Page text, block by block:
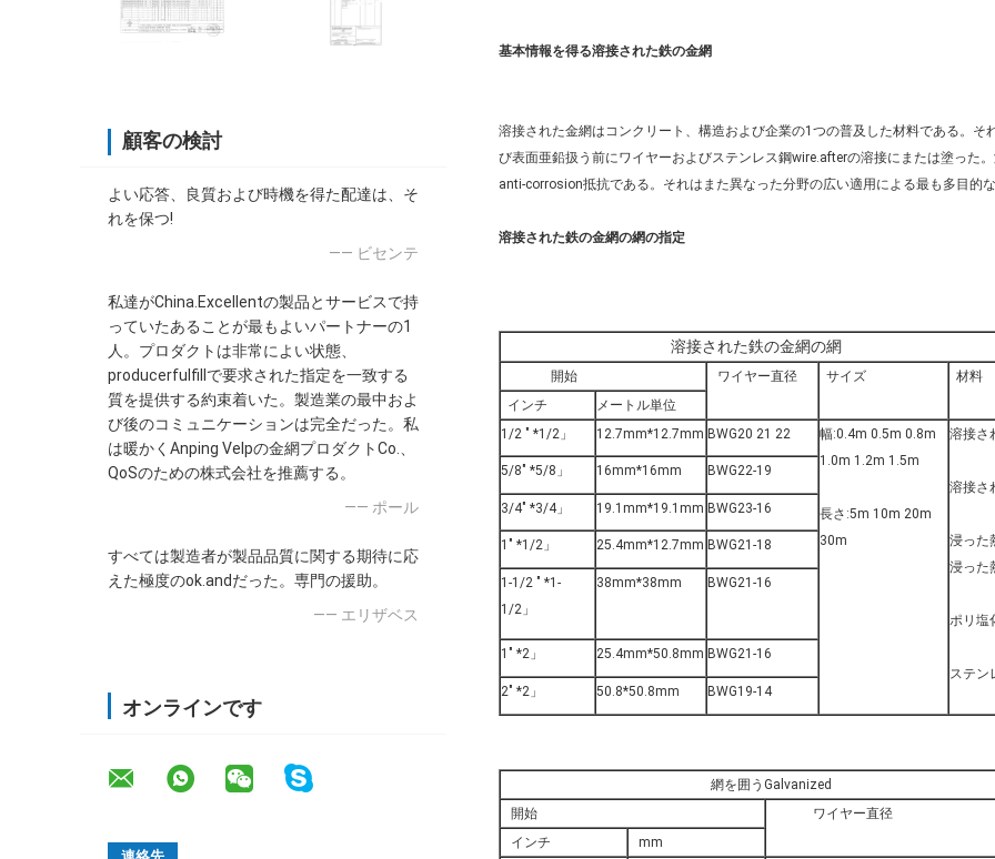
顧客の検討
よい応答、良質および時機を得た配達は、そ
れを保つ!
—— ビセンテ
私達がChina.Excellentの製品とサービスで持
っていたあることが最もよいパートナーの1
人。プロダクトは非常によい状態、
producerfulfillで要求された指定を一致する
質を提供する約束着いた。製造業の最中およ
び後のコミュニケーションは完全だった。私
は暖かくAnping Velpの金網プロダクトCo.、
QoSのための株式会社を推薦する。
—— ポール
すべては製造者が製品品質に関する期待に応
えた極度のok.andだった。専門の援助。
—— エリザベス
オンラインです
基本情報を得る溶接された鉄の金網
溶接された金網はコンクリート、構造および企業の1つの普及した材料である。
び表面亜鉛扱う前にワイヤーおよびステンレス鋼wire.afterの溶接にまたは塗った
anti-corrosion抵抗である。それはまた異なった分野の広い適用による最も多目的な
溶接された鉄の金網の網の指定
溶接された鉄の金網の網
開始 ワイヤー直径 サイズ
材料
インチ
メートル単位
1/2 " *1/2」
12.7mm*12.7mm BWG20 21 22
幅:0.4m 0.5m 0.8m
1.0m 1.2m 1.5m
長さ:5m 10m 20m
30m
溶接さ
溶接さ
浸った
浸った
ポリ塩
ステン
5/8" *5/8」 16mm*16mm BWG22-19
3/4" *3/4」 19.1mm*19.1mm BWG23-16
1" *1/2」 25.4mm*12.7mm BWG21-18
1-1/2 " *1-
1/2」
38mm*38mm BWG21-16
1" *2」 25.4mm*50.8mm BWG21-16
2" *2」 50.8*50.8mm BWG19-14
網を囲うGalvanized
開始
ワイヤー直径
インチ
mm